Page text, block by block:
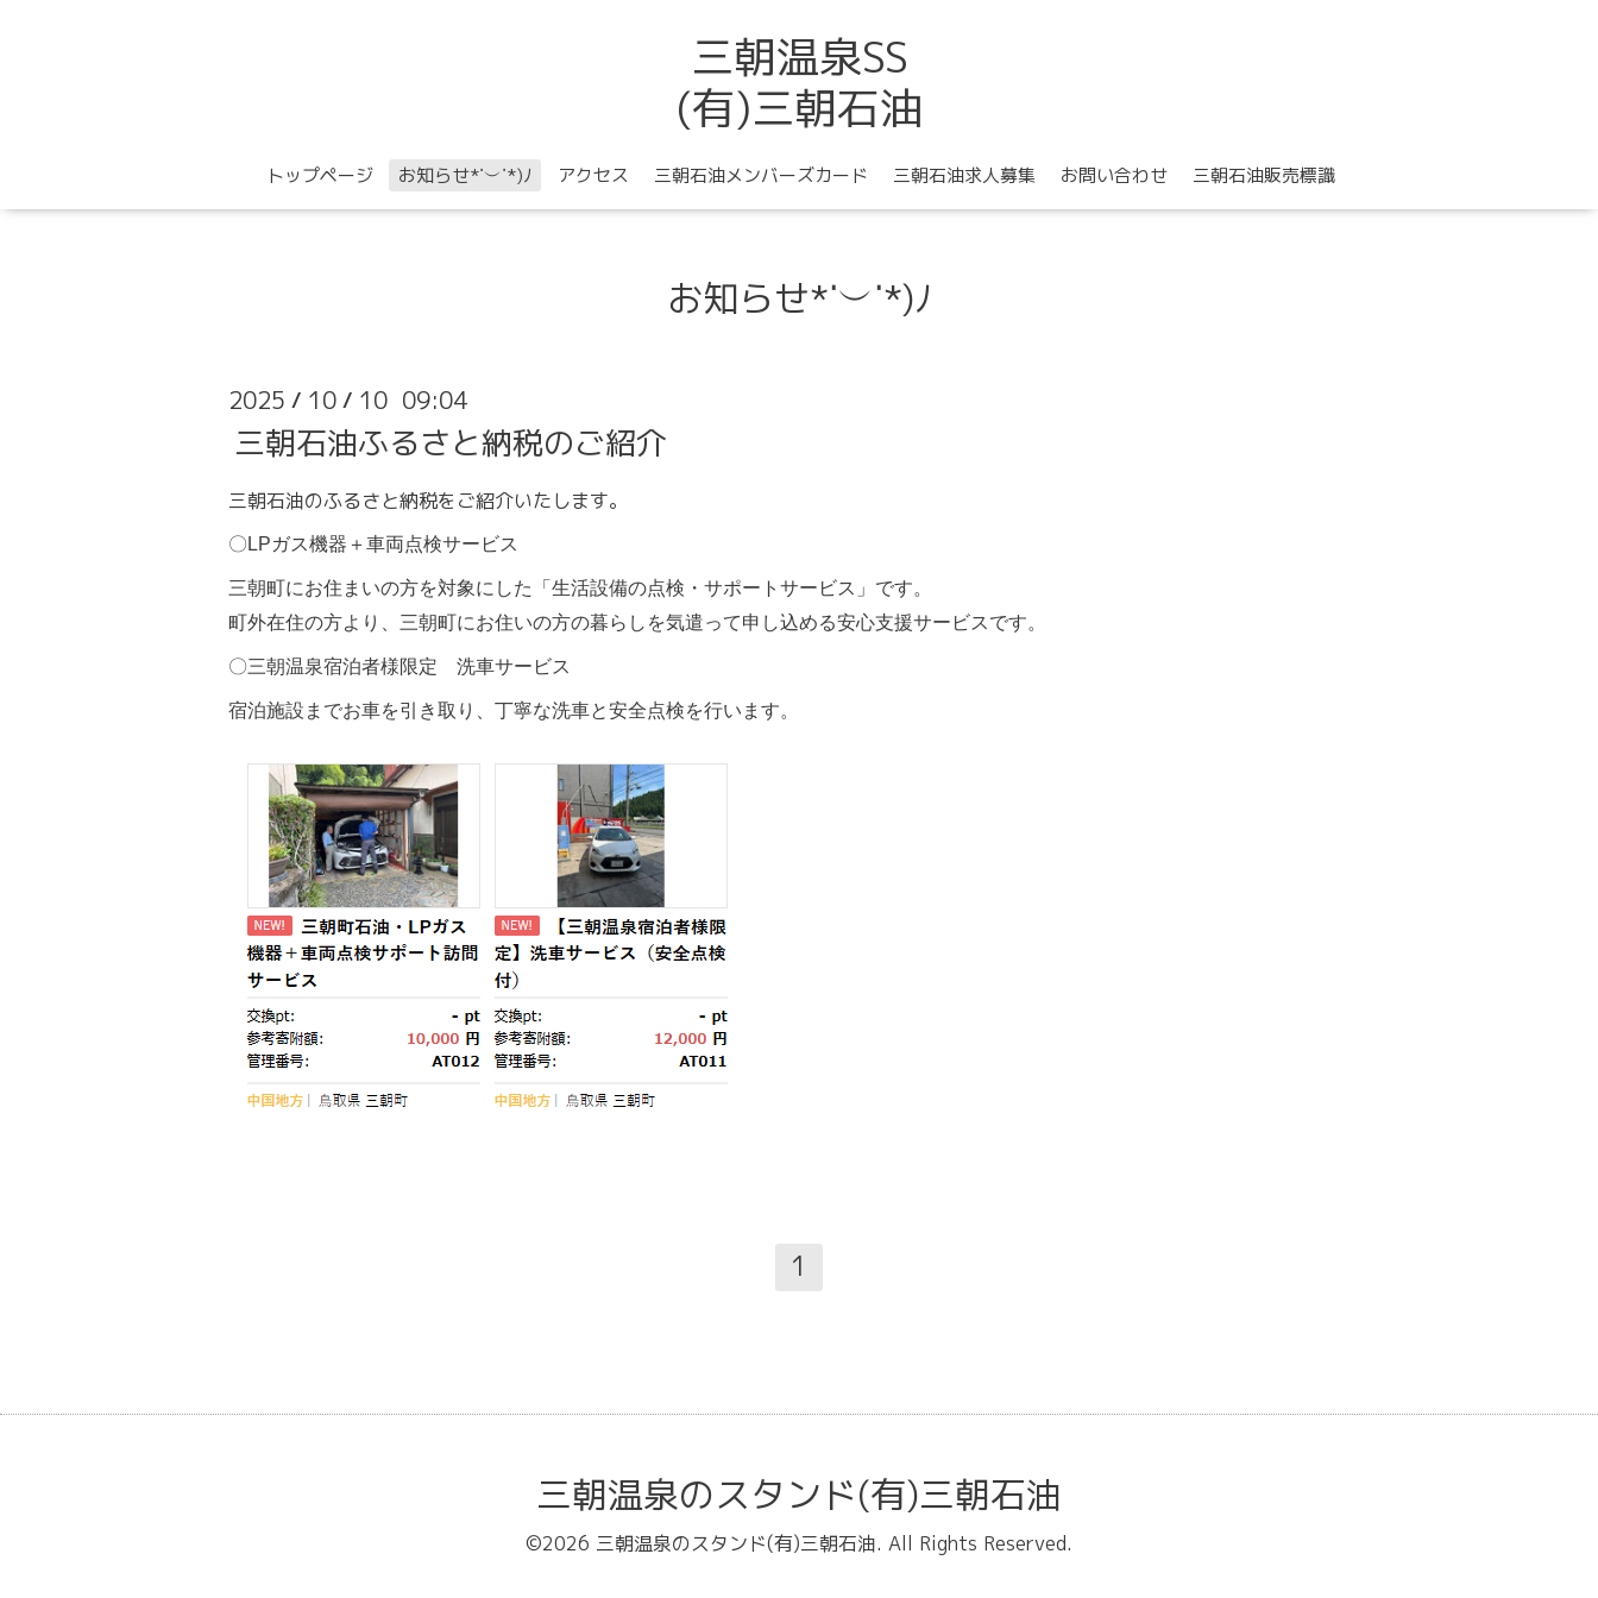
三朝温泉SS
(有)三朝石油
トップページ お知らせ*˙︶˙*)ﾉ アクセス 三朝石油メンバーズカード 三朝石油求人募集 お問い合わせ 三朝石油販売標識
お知らせ*˙︶˙*)ﾉ
2025 / 10 / 10 09:04
三朝石油ふるさと納税のご紹介
三朝石油のふるさと納税をご紹介いたします。
〇LPガス機器＋車両点検サービス
三朝町にお住まいの方を対象にした「生活設備の点検・サポートサービス」です。
町外在住の方より、三朝町にお住いの方の暮らしを気遣って申し込める安心支援サービスです。
〇三朝温泉宿泊者様限定 洗車サービス
宿泊施設までお車を引き取り、丁寧な洗車と安全点検を行います。
1
三朝温泉のスタンド(有)三朝石油
©2026 三朝温泉のスタンド(有)三朝石油. All Rights Reserved.